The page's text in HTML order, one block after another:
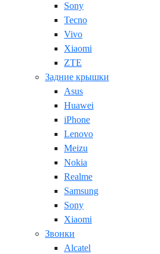
Sony
Tecno
Vivo
Xiaomi
ZTE
Задние крышки
Asus
Huawei
iPhone
Lenovo
Meizu
Nokia
Realme
Samsung
Sony
Xiaomi
Звонки
Alcatel